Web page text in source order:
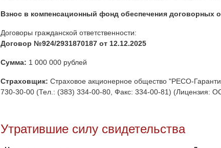
Взнос в компенсационный фонд обеспечения договорных
Договоры гражданской ответственности:
Договор №924/2931870187 от 12.12.2025
Сумма: 1 000 000 рублей
Страховщик: Страховое акционерное общество "РЕСО-
730-30-00 (Тел.: (383) 334-00-80, Факс: 334-00-81) (Лицензия:
Утратившие силу свидетельства